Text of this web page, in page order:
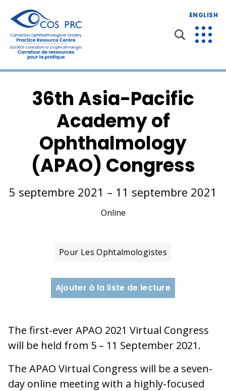
ENGLISH
36th Asia-Pacific
Academy of
Ophthalmology
(APAO) Congress
5 septembre 2021 – 11 septembre 2021
Online
Pour Les Ophtalmologistes
Ajouter à la liste de lecture
The first-ever APAO 2021 Virtual Congress
will be held from 5 – 11 September 2021.
The APAO Virtual Congress will be a seven-
day online meeting with a highly-focused